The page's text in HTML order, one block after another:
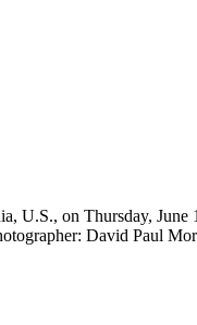
U.S., on Thursday, June
David Paul